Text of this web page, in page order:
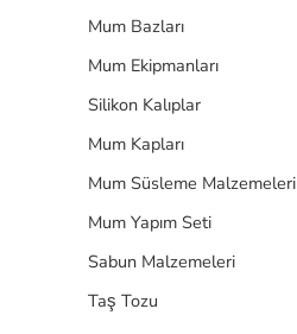
Mum Bazları
Mum Ekipmanları
Silikon Kalıplar
Mum Kapları
Mum Süsleme Malzemeleri
Mum Yapım Seti
Sabun Malzemeleri
Taş Tozu